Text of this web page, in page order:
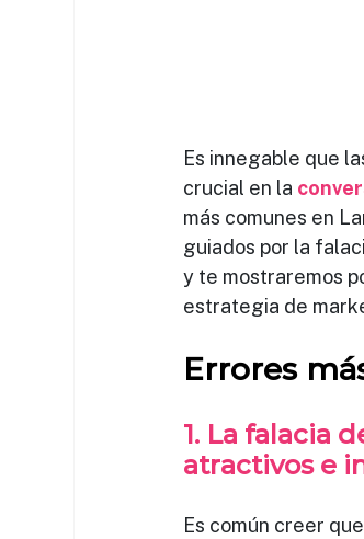
Es innegable que
crucial en la
más comunes en
guiados por la
y te mostraremos
estrategia de
Errores
1. La falacia
atractivos e
Es común creer